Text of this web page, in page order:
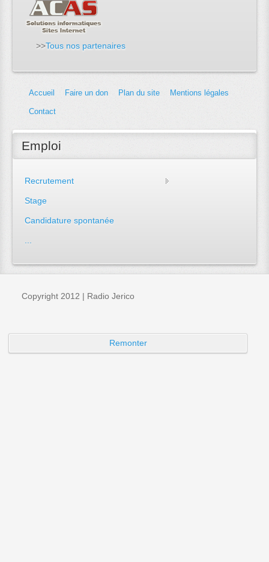
>>Tous nos partenaires
Accueil Faire un don Plan du site Mentions légales
Contact
Emploi
Recrutement
Stage
Candidature spontanée
Copyright 2012 | Radio Jerico
Remonter